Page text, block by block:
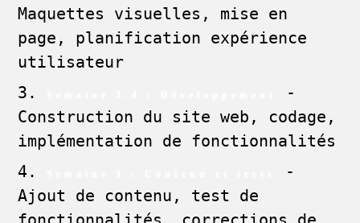
Maquettes visuelles, mise en
page, planification expérience
utilisateur
-
Construction du site web, codage,
implémentation de fonctionnalités
-
Ajout de contenu, test de